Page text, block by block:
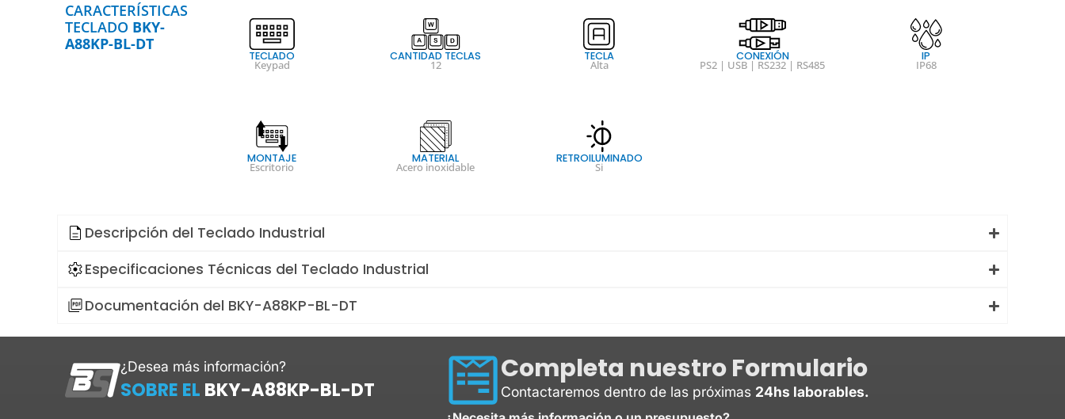
CARACTERÍSTICAS
TECLADO BKY-
A88KP-BL-DT
TECLADO
Keypad
CANTIDAD TECLAS
12
TECLA
Alta
CONEXIÓN
PS2 | USB | RS232 | RS485
IP
IP68
MONTAJE
Escritorio
MATERIAL
Acero inoxidable
RETROILUMINADO
Si
Descripción del Teclado Industrial
Especificaciones Técnicas del Teclado Industrial
Documentación del BKY-A88KP-BL-DT
¿Desea más información?
SOBRE EL BKY-A88KP-BL-DT
Completa nuestro Formulario
Contactaremos dentro de las próximas 24hs laborables.